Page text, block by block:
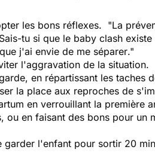
les bons réflexes. "La
Sais-tu si que le baby clash existe
j'ai envie de me séparer."
l'aggravation de la situation.
en répartissant les taches
la place aux reproches de
en verrouillant la première
ou en faisant des bons pour un
l'enfant pour sortir 20